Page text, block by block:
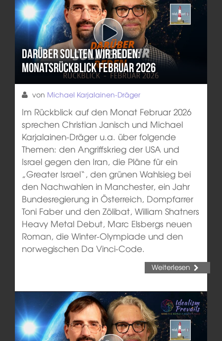
Darüber sollten wir reden:
Monatsrückblick Februar 2026
von Michael Karjalainen-Dräger
Im Rückblick auf den Monat Februar 2026
sprechen Christian Janisch und Michael
Karjalainen-Dräger u.a. über folgende
Themen: den Angriffskrieg der USA und
Israel gegen den Iran, die Pläne für ein
„Greater Israel“, den grünen Wahlsieg bei
den Nachwahlen in Manchester, ein Jahr
Bundesregierung in Österreich, Dompfarrer
Toni Faber und den Zölibat, William Shatners
Heavy Metal Debut, Marc Elsbergs neuen
Roman, die Winter-Olympiade und den
norwegischen Da Vinci-Code.
Weiterlesen